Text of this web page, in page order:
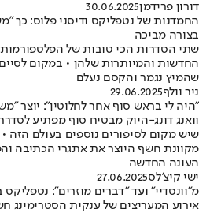
דורון פרידמן30.06.2025
החמדנות של נטפליקס ודיסני פלוס: כך
בצורה מביכה
שתי הסדרות הכי טובות של הפלטפורמות
החדשות והמיותרות שלהן • במקום
שהמיץ נגמר והקסם נעלם
ניר וולף29.06.2025
"היה לי בראש סוף אחר לחלוטין": יוצר
וואנג דונג-היוק מבטיח סוף מפתיע
שיש מקום לסיפורים נוספים בעולם הזה
מקוונת חשף היוצר את אתגרי הכתיבה
העונה החדשה
ישי קיצ'לס27.06.2025
מ"וונסדיי" ועד "דברים מוזרים":
אירוע המעריצים של ענקית הסטרימינג